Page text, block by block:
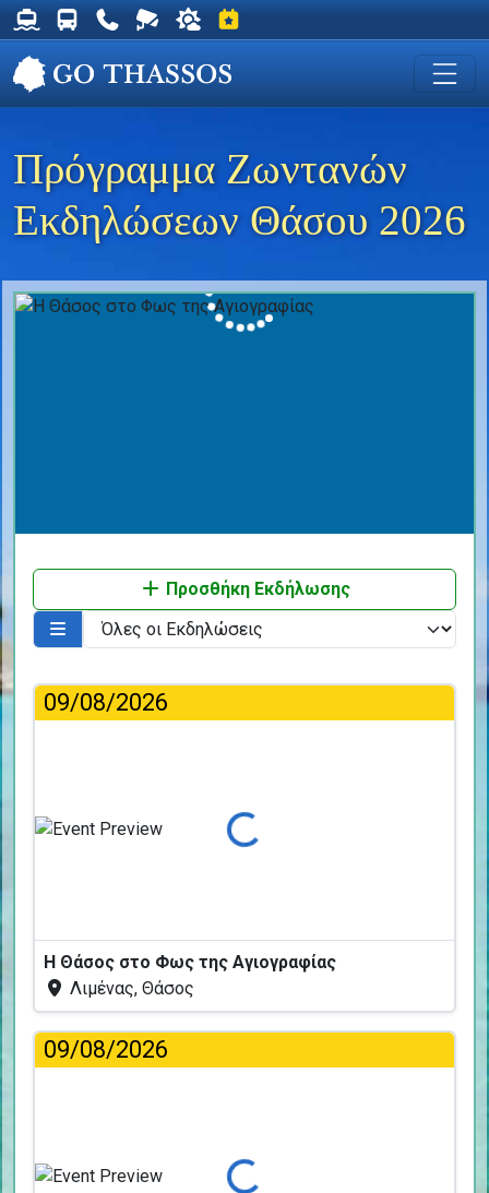
Δρομολόγια Φέρυ για Θάσο
Δρομολόγια Λεωφορείων Θάσου
Χρήσιμα Τηλέφωνα
Ζωντανή Κάμερα στη Χρυσή Ακτή
Ο καιρός στη Θάσο
Εκδηλώσεις στη Θάσο
Πρόγραμμα Ζωντανών
Εκδηλώσεων Θάσου 2026
Προσθήκη Εκδήλωσης
09/08/2026
Φόρτωση...
Η Θάσος στο Φως της Αγιογραφίας
Λιμένας, Θάσος
09/08/2026
Φόρτωση...